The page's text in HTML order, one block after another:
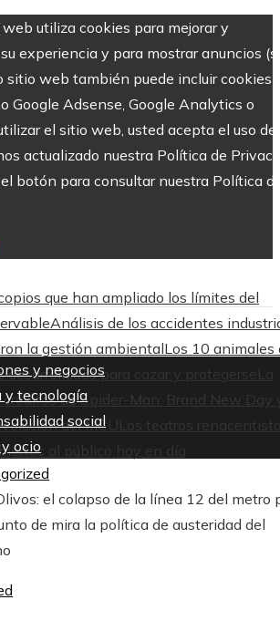
utiliza cookies para mejorar y
experiencia y para mostrar anuncios
sitio web también puede incluir cookies
Google Adsense, Google Analytics o
el sitio web, usted acepta el uso de
actualizado nuestra Política de
botón para consultar nuestra Política
que han ampliado los límites del
Análisis de los accidentes
la gestión ambientalLos 10 animales
desarrollados para cazar y protegerse La
créditos de Spider-Man: Brand New Day
del MCU
Los teatros
al público hoy en día
y negocios
y tecnología
social
ocio
el colapso de la línea 12 del metro
de mira la política de austeridad del